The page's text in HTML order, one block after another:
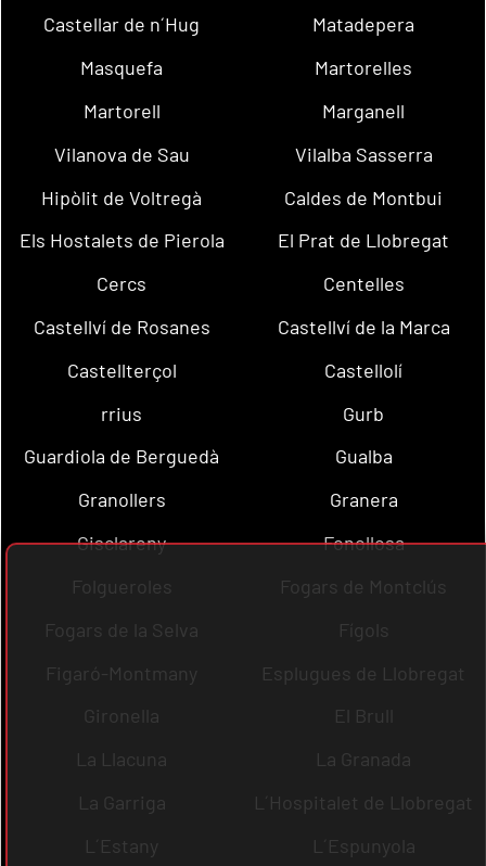
Castellar de n´Hug
Matadepera
Masquefa
Martorelles
Martorell
Marganell
Vilanova de Sau
Vilalba Sasserra
Hipòlit de Voltregà
Caldes de Montbui
Els Hostalets de Pierola
El Prat de Llobregat
Cercs
Centelles
Castellví de Rosanes
Castellví de la Marca
Castellterçol
Castellolí
rrius
Gurb
Guardiola de Berguedà
Gualba
Granollers
Granera
Gisclareny
Fonollosa
Folgueroles
Fogars de Montclús
Fogars de la Selva
Fígols
Figaró-Montmany
Esplugues de Llobregat
Gironella
El Brull
La Llacuna
La Granada
La Garriga
L´Hospitalet de Llobregat
L´Estany
L´Espunyola